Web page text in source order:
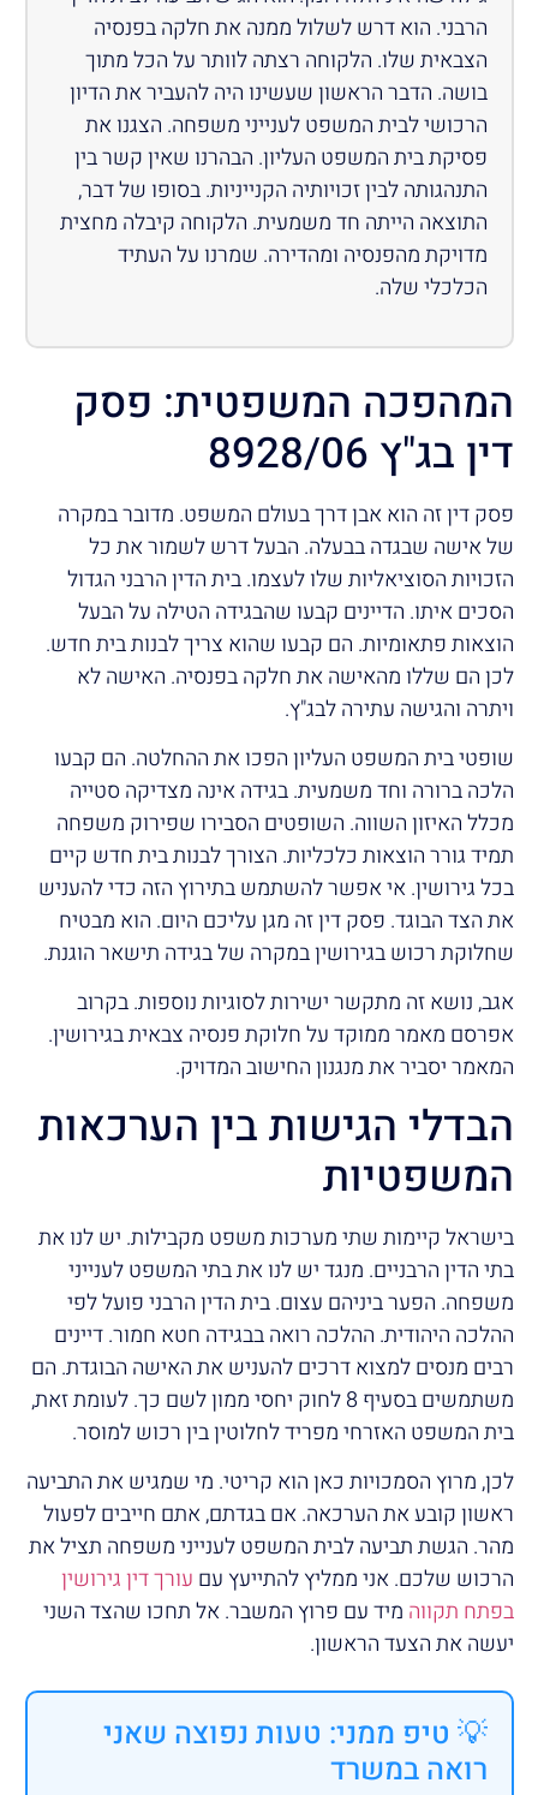
הרבני. הוא דרש לשלול ממנה את חלקה בפנסיה
הצבאית שלו. הלקוחה רצתה לוותר על הכל מתוך
בושה. הדבר הראשון שעשינו היה להעביר את הדיון
הרכושי לבית המשפט לענייני משפחה. הצגנו את
פסיקת בית המשפט העליון. הבהרנו שאין קשר בין
התנהגותה לבין זכויותיה הקנייניות. בסופו של דבר,
התוצאה הייתה חד משמעית. הלקוחה קיבלה מחצית
מדויקת מהפנסיה ומהדירה. שמרנו על העתיד
הכלכלי שלה.
המהפכה המשפטית: פסק
דין בג"ץ 8928/06
פסק דין זה הוא אבן דרך בעולם המשפט. מדובר במקרה
של אישה שבגדה בבעלה. הבעל דרש לשמור את כל
הזכויות הסוציאליות שלו לעצמו. בית הדין הרבני הגדול
הסכים איתו. הדיינים קבעו שהבגידה הטילה על הבעל
הוצאות פתאומיות. הם קבעו שהוא צריך לבנות בית חדש.
לכן הם שללו מהאישה את חלקה בפנסיה. האישה לא
ויתרה והגישה עתירה לבג"ץ.
שופטי בית המשפט העליון הפכו את ההחלטה. הם קבעו
הלכה ברורה וחד משמעית. בגידה אינה מצדיקה סטייה
מכלל האיזון השווה. השופטים הסבירו שפירוק משפחה
תמיד גורר הוצאות כלכליות. הצורך לבנות בית חדש קיים
בכל גירושין. אי אפשר להשתמש בתירוץ הזה כדי להעניש
את הצד הבוגד. פסק דין זה מגן עליכם היום. הוא מבטיח
שחלוקת רכוש בגירושין במקרה של בגידה תישאר הוגנת.
אגב, נושא זה מתקשר ישירות לסוגיות נוספות. בקרוב
אפרסם מאמר ממוקד על חלוקת פנסיה צבאית בגירושין.
המאמר יסביר את מנגנון החישוב המדויק.
הבדלי הגישות בין הערכאות
המשפטיות
בישראל קיימות שתי מערכות משפט מקבילות. יש לנו את
בתי הדין הרבניים. מנגד יש לנו את בתי המשפט לענייני
משפחה. הפער ביניהם עצום. בית הדין הרבני פועל לפי
ההלכה היהודית. ההלכה רואה בבגידה חטא חמור. דיינים
רבים מנסים למצוא דרכים להעניש את האישה הבוגדת. הם
משתמשים בסעיף 8 לחוק יחסי ממון לשם כך. לעומת זאת,
בית המשפט האזרחי מפריד לחלוטין בין רכוש למוסר.
לכן, מרוץ הסמכויות כאן הוא קריטי. מי שמגיש את התביעה
ראשון קובע את הערכאה. אם בגדתם, אתם חייבים לפעול
מהר. הגשת תביעה לבית המשפט לענייני משפחה תציל את
הרכוש שלכם. אני ממליץ להתייעץ עם עורך דין גירושין
בפתח תקווה מיד עם פרוץ המשבר. אל תחכו שהצד השני
יעשה את הצעד הראשון.
💡 טיפ ממני: טעות נפוצה שאני
רואה במשרד